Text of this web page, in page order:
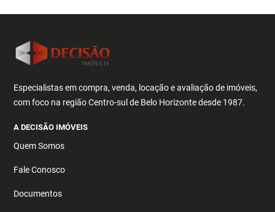
Especialistas em compra, venda, locação e avaliação de imóveis,
com foco na região Centro-sul de Belo Horizonte desde 1987.
A DECISÃO IMÓVEIS
Quem Somos
Fale Conosco
Documentos